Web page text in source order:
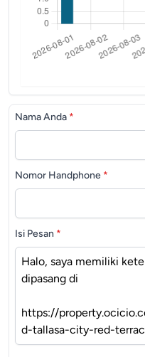
Nama Anda *
Nomor Handphone *
Isi Pesan *